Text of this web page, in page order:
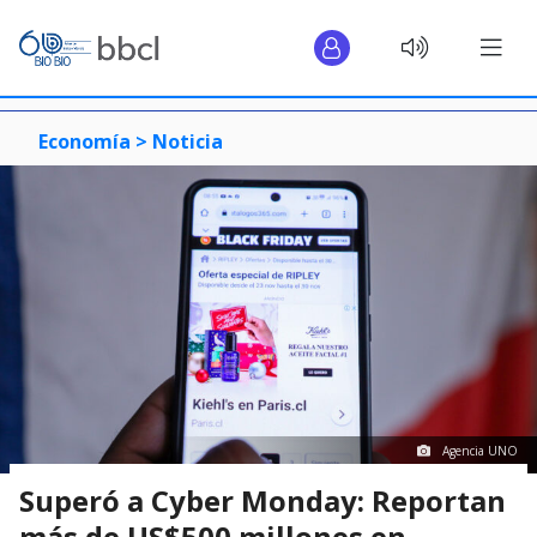
Economía > Noticia
Agencia UNO
Superó a Cyber Monday: Reportan